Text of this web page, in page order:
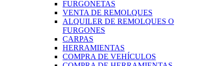
FURGONETAS
VENTA DE REMOLQUES
ALQUILER DE REMOLQUES O
FURGONES
CARPAS
HERRAMIENTAS
COMPRA DE VEHÍCULOS